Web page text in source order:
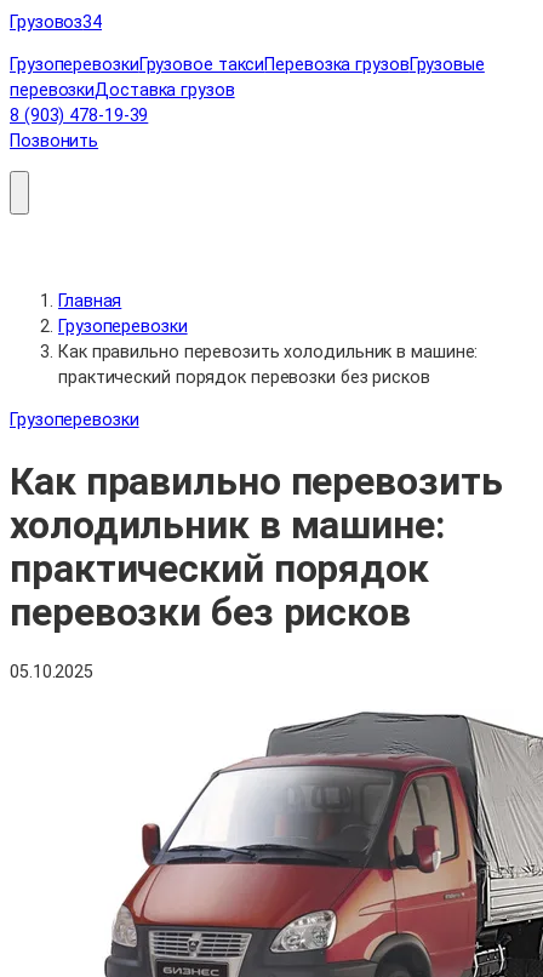
Перейти
содержимому
Грузовоз34
ГрузоперевозкиГрузовое таксиПеревозка грузовГрузовые
перевозкиДоставка грузов
8 (903) 478-19-39
Позвонить
Главная
Грузоперевозки
Как правильно перевозить холодильник в машине:
практический порядок перевозки без рисков
Грузоперевозки
Как правильно перевозить
холодильник в машине:
практический порядок
перевозки без рисков
05.10.2025